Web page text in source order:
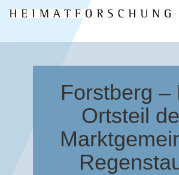
Forstberg –
Ortsteil